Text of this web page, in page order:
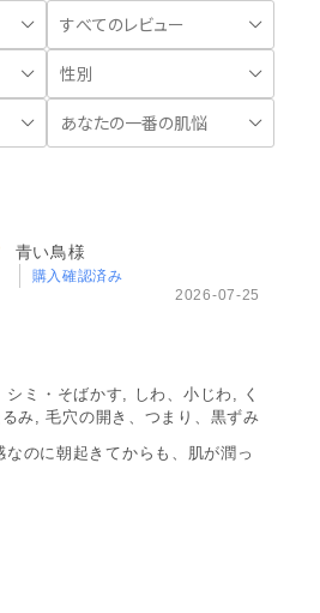
青い鳥様
購入確認済み
2026-07-25
シミ・そばかす, しわ、小じわ, く
み, 毛穴の開き、つまり、黒ずみ
なのに朝起きてからも、肌が潤っ